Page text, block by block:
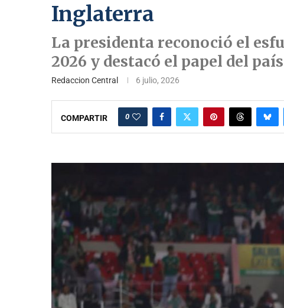
Inglaterra
La presidenta reconoció el
2026 y destacó el papel del
Redaccion Central 6 julio, 2026
COMPARTIR 0